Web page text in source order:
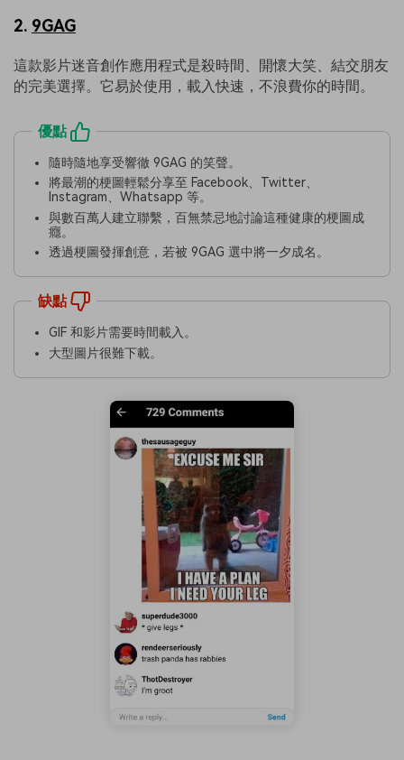
2. 9GAG
這款影片迷音創作應用程式是殺時間、開懷大笑、結交朋友
的完美選擇。它易於使用，載入快速，不浪費你的時間。
優點
隨時隨地享受響徹 9GAG 的笑聲。
將最潮的梗圖輕鬆分享至 Facebook、Twitter、
Instagram、Whatsapp 等。
與數百萬人建立聯繫，百無禁忌地討論這種健康的梗圖成
癮。
透過梗圖發揮創意，若被 9GAG 選中將一夕成名。
缺點
GIF 和影片需要時間載入。
大型圖片很難下載。